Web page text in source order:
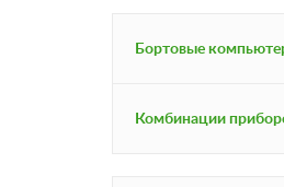
Бортовые
Комбинации